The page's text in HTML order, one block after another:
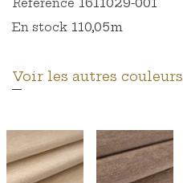
Référence
En stock 110,05m
Voir les autres couleurs.